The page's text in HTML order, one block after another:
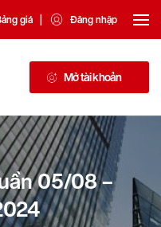
giá | Đăng nhập
Mở tài khoản
05/08 –